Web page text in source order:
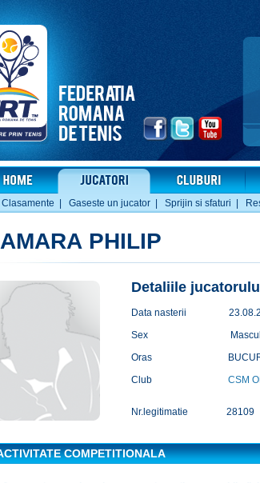
Clasamente Gaseste un jucator| Sprijin si sfaturi
PHILIP
Detaliile
Data nasterii
Sex
Oras
Club
CSM
Nr.legitimatie 28109
COMPETITIONALA